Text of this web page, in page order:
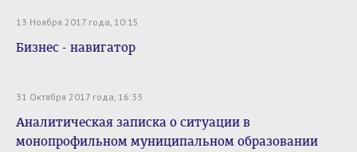
13 Ноября 2017 года, 10:15
Бизнес - навигатор
31 Октября 2017 года, 16:33
Аналитическая записка о ситуации в
монопрофильном муниципальном образовании